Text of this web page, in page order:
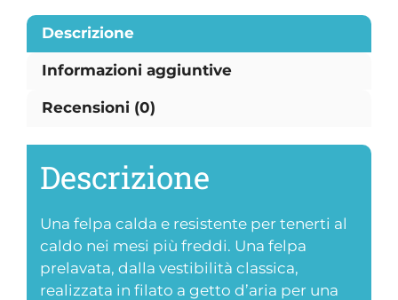
Descrizione
Informazioni aggiuntive
Recensioni (0)
Descrizione
Una felpa calda e resistente per tenerti al
caldo nei mesi più freddi. Una felpa
prelavata, dalla vestibilità classica,
realizzata in filato a getto d’aria per una